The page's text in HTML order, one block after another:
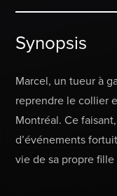
Synopsis
Marcel, un tueur à
reprendre le collier
Montréal. Ce
d’événements
vie de sa propre fille